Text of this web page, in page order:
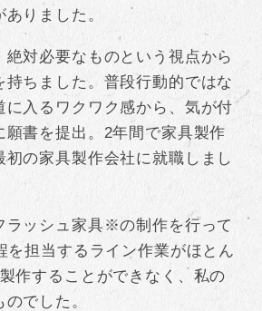
りました。
絶対必要なものという視点から
持ちました。普段行動的ではな
に入るワクワク感から、気が付
願書を提出。2年間で家具製作
初の家具製作会社に就職しまし
ラッシュ家具※の制作を行って
を担当するライン作業がほとん
作することができなく、私の
でした。